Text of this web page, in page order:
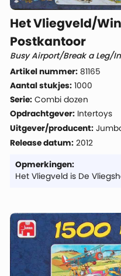
Het Vliegveld/
Postkantoor
Busy Airport/Break a Leg/
Artikel nummer: 81165
Aantal stukjes: 1000
Serie: Combi dozen
Opdrachtgever: Intertoys
Uitgever/producent:
Release datum: 2012
Opmerkingen:
Het Vliegveld is De